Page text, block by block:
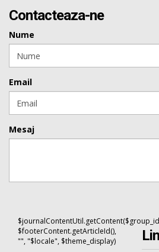
Contacteaza-ne
Nume
Email
Mesaj
$footerContent.getArticleId(),
"", "$locale", $theme_display)